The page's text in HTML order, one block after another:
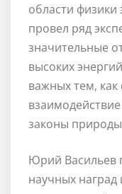
области
провел ряд
значительные
высоких
важных тем, как
законы
Юрий Васильев
научных наград